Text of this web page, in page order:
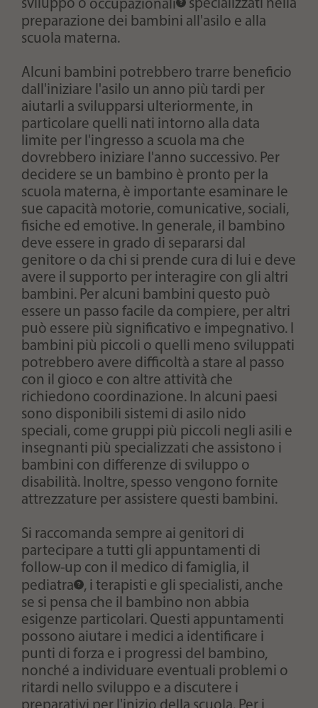
sviluppo o occupazionali
specializzati nella
preparazione dei bambini all'asilo e alla
scuola materna.
Alcuni bambini potrebbero trarre beneficio
dall'iniziare l'asilo un anno più tardi per
aiutarli a svilupparsi ulteriormente, in
particolare quelli nati intorno alla data
limite per l'ingresso a scuola ma che
dovrebbero iniziare l'anno successivo. Per
decidere se un bambino è pronto per la
scuola materna, è importante esaminare le
sue capacità motorie, comunicative, sociali,
fisiche ed emotive. In generale, il bambino
deve essere in grado di separarsi dal
genitore o da chi si prende cura di lui e deve
avere il supporto per interagire con gli altri
bambini. Per alcuni bambini questo può
essere un passo facile da compiere, per altri
può essere più significativo e impegnativo. I
bambini più piccoli o quelli meno sviluppati
potrebbero avere difficoltà a stare al passo
con il gioco e con altre attività che
richiedono coordinazione. In alcuni paesi
sono disponibili sistemi di asilo nido
speciali, come gruppi più piccoli negli asili e
insegnanti più specializzati che assistono i
bambini con differenze di sviluppo o
disabilità. Inoltre, spesso vengono fornite
attrezzature per assistere questi bambini.
Si raccomanda sempre ai genitori di
partecipare a tutti gli appuntamenti di
follow-up con il medico di famiglia, il
pediatra
, i terapisti e gli specialisti, anche
se si pensa che il bambino non abbia
esigenze particolari. Questi appuntamenti
possono aiutare i medici a identificare i
punti di forza e i progressi del bambino,
nonché a individuare eventuali problemi o
ritardi nello sviluppo e a discutere i